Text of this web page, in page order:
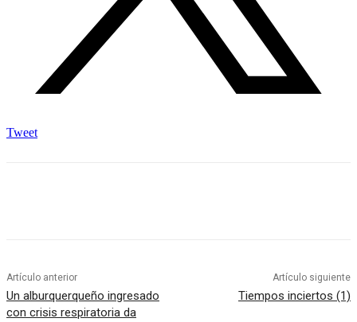
Tweet
Artículo anterior
Un alburquerqueño ingresado
con crisis respiratoria da
Artículo siguiente
Tiempos inciertos (1)